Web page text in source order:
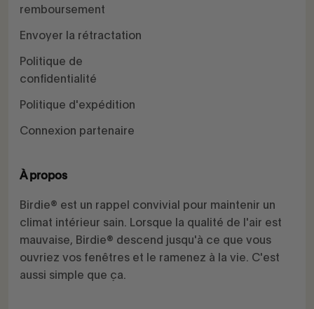
remboursement
Envoyer la rétractation
Politique de
confidentialité
Politique d'expédition
Connexion partenaire
À propos
Birdie® est un rappel convivial pour maintenir un
climat intérieur sain. Lorsque la qualité de l'air est
mauvaise, Birdie® descend jusqu'à ce que vous
ouvriez vos fenêtres et le ramenez à la vie. C'est
aussi simple que ça.